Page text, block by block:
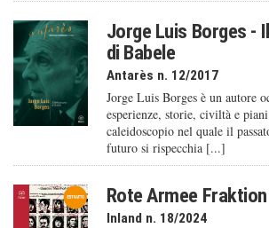
Jorge Luis Borges -
di Babele
Antarès n. 12/2017
Jorge Luis Borges è un autore
esperienze, storie, civiltà e piani
caleido­scopio nel quale il
futuro si rispecchia [...]
Rote Armee Fraktion
Inland n. 18/2024